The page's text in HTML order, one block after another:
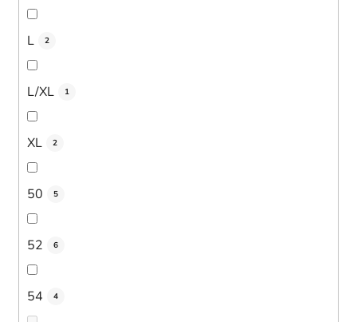
L 2
L/XL 1
XL 2
50 5
52 6
54 4